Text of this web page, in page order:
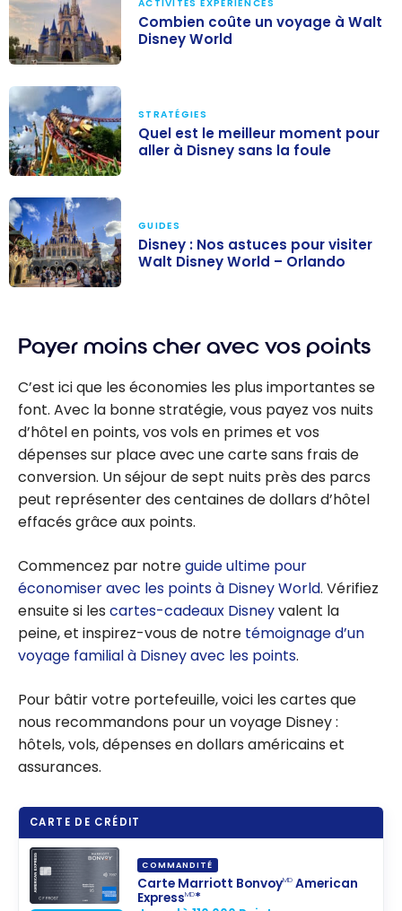
un voyage à
Walt Disney
World
ACTIVITÉS EXPÉRIENCES
Combien coûte un voyage à Walt
Disney World
meilleur
moment pour
aller à Disney
sans la foule
STRATÉGIES
Quel est le meilleur moment pour
aller à Disney sans la foule
visiter Walt
Orlando
GUIDES
Disney : Nos astuces pour visiter
Walt Disney World – Orlando
Payer moins cher avec vos points
C’est ici que les économies les plus importantes se
font. Avec la bonne stratégie, vous payez vos nuits
d’hôtel en points, vos vols en primes et vos
dépenses sur place avec une carte sans frais de
conversion. Un séjour de sept nuits près des parcs
peut représenter des centaines de dollars d’hôtel
effacés grâce aux points.
Commencez par notreguide ultime pour
économiser avec les points à Disney World. Vérifiez
ensuite si les cartes-cadeaux Disneyvalent la
peine, et inspirez-vous de notre témoignage d’un
voyage familial à Disney avec les points.
Pour bâtir votre portefeuille, voici les cartes que
nous recommandons pour un voyage Disney :
hôtels, vols, dépenses en dollars américains et
assurances.
CARTE DE CRÉDIT
COMMANDITÉ
Carte Marriott BonvoyMD American
ExpressMD*